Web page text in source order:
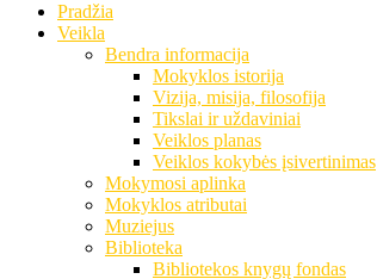
Pradžia
Veikla
Bendra informacija
Mokyklos istorija
Vizija, misija, filosofija
Tikslai ir uždaviniai
Veiklos planas
Veiklos kokybės įsivertinimas
Mokymosi aplinka
Mokyklos atributai
Muziejus
Biblioteka
Bibliotekos knygų fondas